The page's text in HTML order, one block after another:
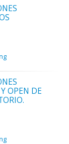
OPEN DE